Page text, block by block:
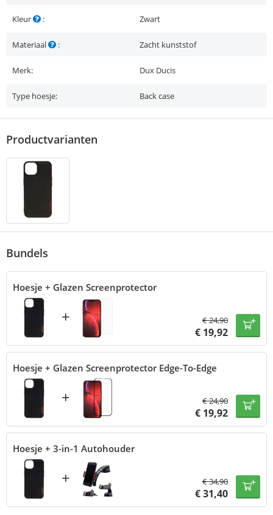
Kleur : Zwart
Materiaal : Zacht kunststof
Merk: Dux Ducis
Type hoesje: Back case
Productvarianten
Bundels
Hoesje + Glazen Screenprotector
+ €24,90
€ 19,92
Hoesje + Glazen Screenprotector Edge-To-Edge
+ €24,90
€ 19,92
Hoesje + 3-in-1 Autohouder
+ €34,90
€31,40